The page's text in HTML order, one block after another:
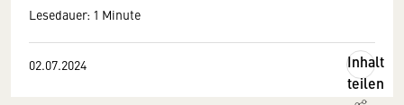
Lesedauer: 1 Minute
02.07.2024
Inhalt
teilen